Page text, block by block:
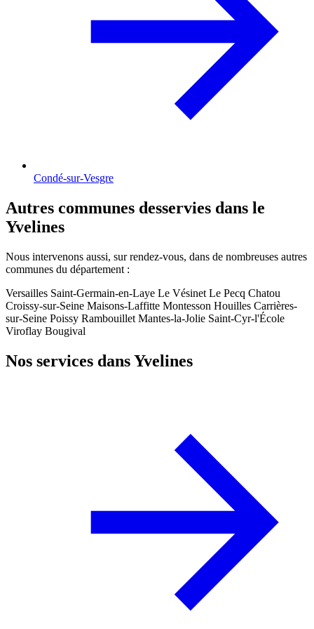
Condé-sur-Vesgre
Autres communes desservies dans le
Yvelines
Nous intervenons aussi, sur rendez-vous, dans de nombreuses autres
communes du département :
Versailles Saint-Germain-en-Laye Le Vésinet Le Pecq Chatou
Croissy-sur-Seine Maisons-Laffitte Montesson Houilles Carrières-
sur-Seine Poissy Rambouillet Mantes-la-Jolie Saint-Cyr-l'École
Viroflay Bougival
Nos services dans Yvelines